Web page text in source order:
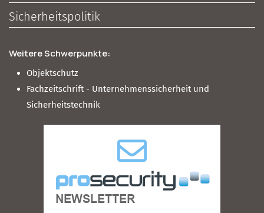
Sicherheitspolitik
Weitere Schwerpunkte:
Objektschutz
Fachzeitschrift - Unternehmenssicherheit und
Sicherheitstechnik